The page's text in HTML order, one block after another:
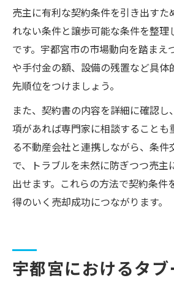
売主に有利な契約条件を引き出す
れない条件と譲歩可能な条件を整理
です。宇都宮市の市場動向を踏まえ
や手付金の額、設備の残置など具体
先順位をつけましょう。
また、契約書の内容を詳細に確認
項があれば専門家に相談することも
る不動産会社と連携しながら、条件
で、トラブルを未然に防ぎつつ売主
出せます。これらの方法で契約条件
得のいく売却成功につながります。
宇都宮におけるタ